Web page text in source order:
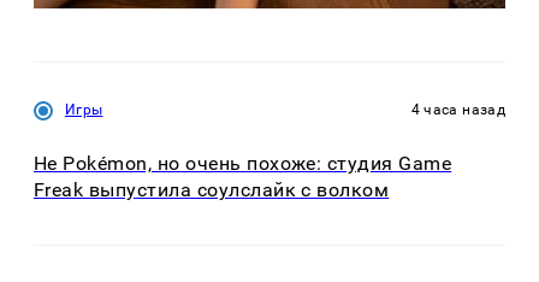
Игры 4 часа назад
Не Pokémon, но очень похоже: студия Game
Freak выпустила соулслайк с волком